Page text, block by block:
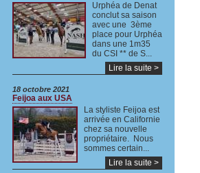
Urphéa de Denat
conclut sa saison
avec une 3ème
place pour Urphéa
dans une 1m35
du CSI ** de S...
Lire la suite >
18 octobre 2021
Feijoa aux USA
La styliste Feijoa est
arrivée en Californie
chez sa nouvelle
propriétaire. Nous
sommes certain...
Lire la suite >